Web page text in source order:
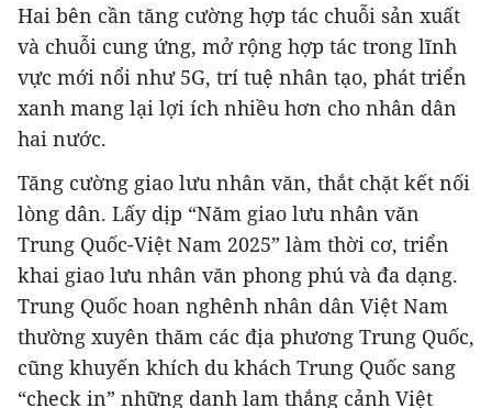
Hai bên cần tăng cường hợp tác chuỗi sản xuất
và chuỗi cung ứng, mở rộng hợp tác trong lĩnh
vực mới nổi như 5G, trí tuệ nhân tạo, phát triển
xanh mang lại lợi ích nhiều hơn cho nhân dân
hai nước.
Tăng cường giao lưu nhân văn, thắt chặt kết nối
lòng dân. Lấy dịp “Năm giao lưu nhân văn
Trung Quốc-Việt Nam 2025” làm thời cơ, triển
khai giao lưu nhân văn phong phú và đa dạng.
Trung Quốc hoan nghênh nhân dân Việt Nam
thường xuyên thăm các địa phương Trung Quốc,
cũng khuyến khích du khách Trung Quốc sang
“check in” những danh lam thắng cảnh Việt